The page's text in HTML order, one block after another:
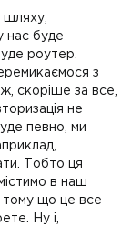
нас буде
роутер.
з
скоріше за все,
не
певно, ми
Тобто ця
в наш
тому що це все
Ну і,